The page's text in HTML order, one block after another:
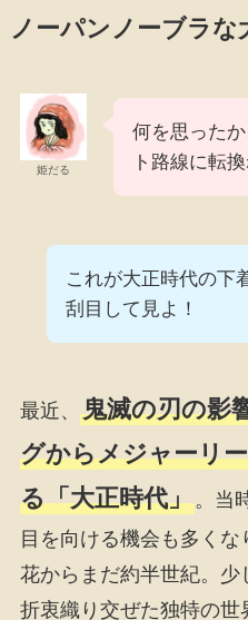
ノーパンノーブラな
姫だる
何を思った
ト路線に転
これが大正時代の下
刮目して見よ！
最近、 鬼滅の刃の影
グからメジャーリ
る「大正時代」。当
目を向ける機会も多く
花からまだ約半世紀。
折衷織り交ぜた独特の